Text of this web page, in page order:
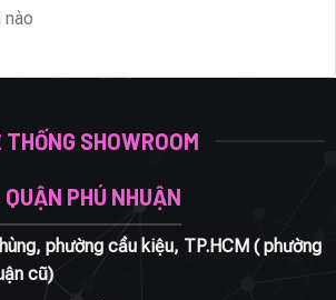
nào
THỐNG SHOWROOM
PHÚ NHUẬN
phường cầu kiệu, TP.HCM ( phường
cũ)